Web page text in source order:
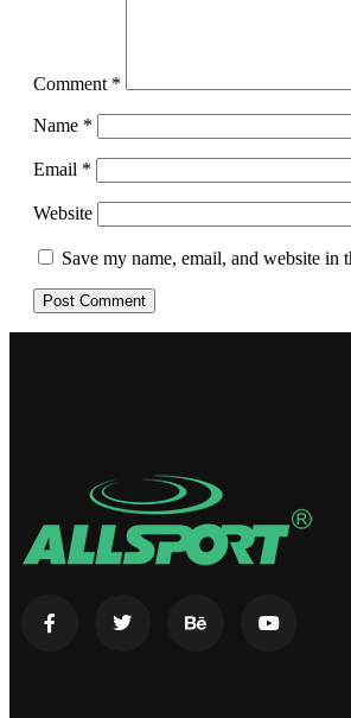
Comment *
Name *
Email *
Website
Save my name, email, and website